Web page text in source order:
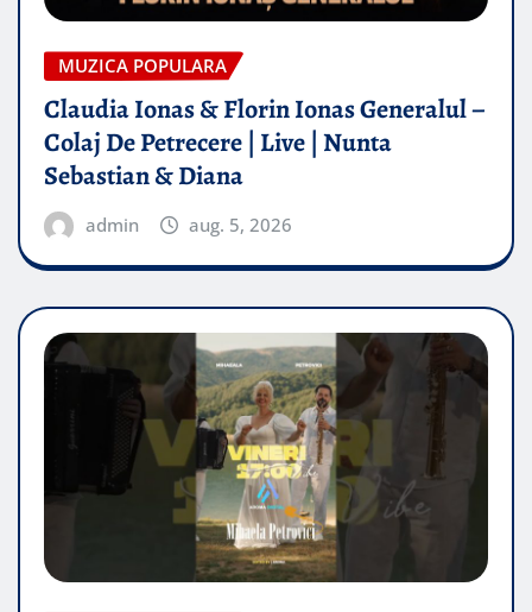
MUZICA POPULARA
Claudia Ionas & Florin Ionas Generalul –
Colaj De Petrecere | Live | Nunta
Sebastian & Diana
admin aug. 5, 2026